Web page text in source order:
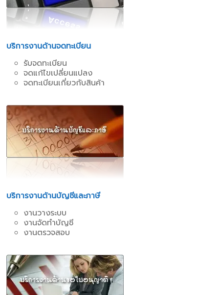
บริการงานด้านจดทะเบียน
รับจดทะเบียน
จดแก้ไขเปลี่ยนแปลง
จดทะเบียนเกี่ยวกับสินค้า
บริการงานด้านบัญชีและภาษี
งานวางระบบ
งานจัดทำบัญชี
งานตรวจสอบ